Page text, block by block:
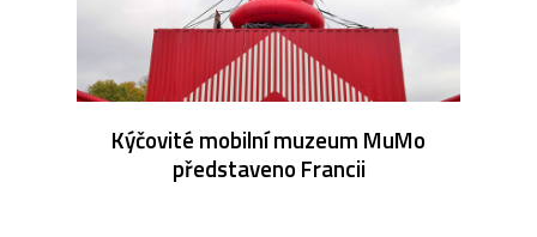
Kýčovité mobilní muzeum MuMo
představeno Francii